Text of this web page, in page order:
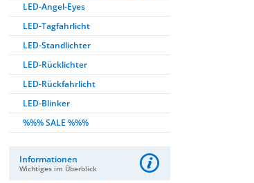
LED-Angel-Eyes
LED-Tagfahrlicht
LED-Standlichter
LED-Rücklichter
LED-Rückfahrlicht
LED-Blinker
%%% SALE %%%
Informationen
Wichtiges im Überblick